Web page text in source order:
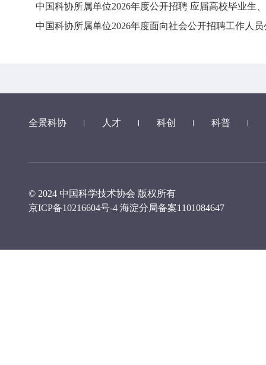
中国科协所属单位2026年度公开招聘 应届高校毕业生
中国科协所属单位2026年度面向社会公开招聘工作人员
全景科协 人才 科创 科普
© 2024 中国科学技术协会 版权所有
京ICP备10216604号-4 海淀分局备案1101084647